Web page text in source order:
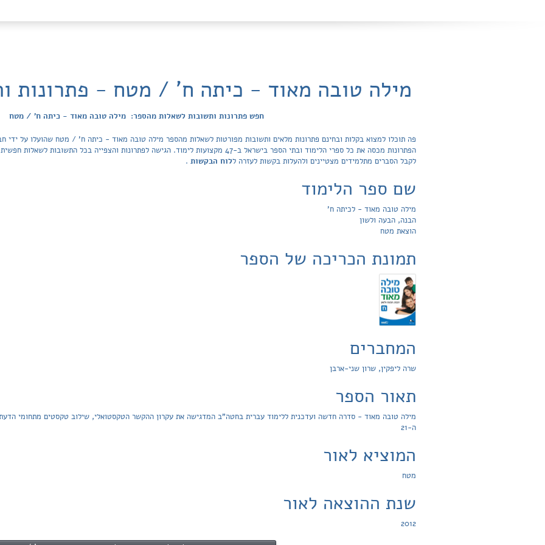
מילה טובה מאוד - כיתה ח' / מטח - פתרונות
חפש פתרונות ותשובות לשאלות מהספר: מילה טובה מאוד - כיתה ח' / מטח
הפתרונות מכסה את כל ספרי הלימוד ובתי הספר בישראל ב-47 מקצועות לימוד. הגישה לפתרונות והצפייה
לקבל הסברים מתלמידים מצטיינים ולהעלות בקשות לעזרה ללוח הבקשות .
שם ספר הלימוד
מילה טובה מאוד - לכיתה ח'
הבנה, הבעה ולשון
הוצאת מטח
תמונת הכריכה של הספר
המחברים
שרה ליפקין, שרון שני-ארבן
תאור הספר
מילה טובה מאוד - סדרה חדשה ועדכנית ללימוד עברית בחטה"ב המדגישה את עקרון ההקשר הטקסטואלי, שילוב טקסטים מתחומי הדעת
ה-21
המוציא לאור
מטח
שנת ההוצאה לאור
2012